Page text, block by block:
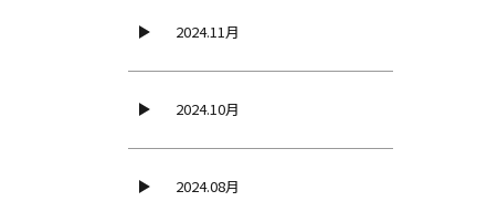
2024.11月
2024.10月
2024.08月